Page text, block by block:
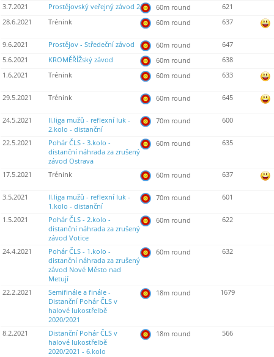
3.7.2021 Prostějovský veřejný závod 2 60m round
621
28.6.2021
Trénink 60m round 637
9.6.2021 Prostějov - Středeční závod 60m round
647
5.6.2021
KROMĚŘÍŽský závod 60m round
638
1.6.2021
Trénink 60m round 633
29.5.2021 Trénink 60m round 645
24.5.2021
II.liga mužů - reflexní luk -
2.kolo - distanční
70m round 600
22.5.2021
Pohár ČLS - 3.kolo -
distanční náhrada za zrušený
závod Ostrava
60m round 635
17.5.2021 Trénink 60m round 637
3.5.2021
II.liga mužů - reflexní luk -
1.kolo - distanční
70m round 601
1.5.2021
Pohár ČLS - 2.kolo -
distanční náhrada za zrušený
závod Votice
60m round 622
24.4.2021
Pohár ČLS - 1.kolo -
distanční náhrada za zrušený
závod Nové Město nad
Metují
60m round 632
22.2.2021
Semifinále a finále -
Distanční Pohár ČLS v
halové lukostřelbě
2020/2021
18m round 1679
8.2.2021
Distanční Pohár ČLS v
halové lukostřelbě
2020/2021 - 6.kolo
18m round 566